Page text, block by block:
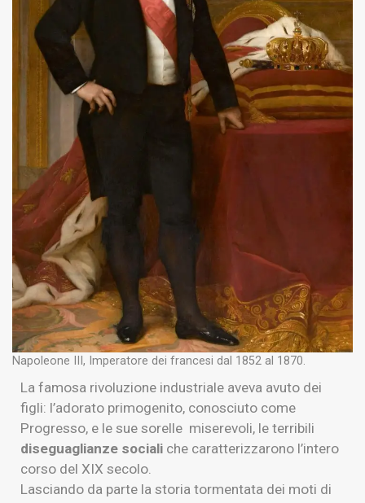
Napoleone III, Imperatore dei francesi dal 1852 al 1870.
La famosa rivoluzione industriale aveva avuto dei
figli: l’adorato primogenito, conosciuto come
Progresso, e le sue sorelle miserevoli, le terribili
diseguaglianze sociali che caratterizzarono l’intero
corso del XIX secolo.
Lasciando da parte la storia tormentata dei moti di